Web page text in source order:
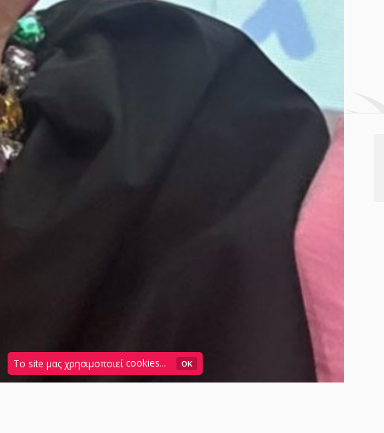
Το site μας χρησιμοποιείcookies... OK